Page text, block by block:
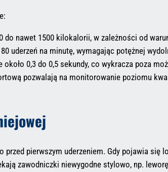
nawet 1500 kilokalorii, w zależności od
uderzeń na minutę, wymagając potężnej
0,3 do 0,5 sekundy, co wykracza poza
pozwalają na monitorowanie poziomu
przed pierwszym uderzeniem. Gdy pojawia
zawodniczki niewygodne stylowo, np.